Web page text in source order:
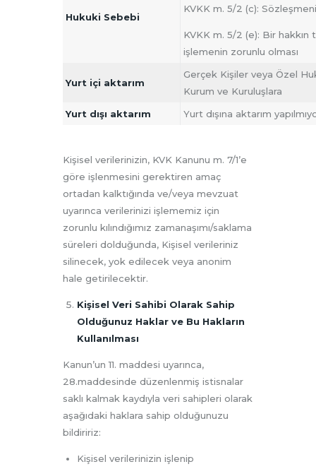
Hukuki Sebebi
KVKK m. 5/2 (c):
KVKK m. 5/2 (e): Bir hakkın
işlemenin zorunlu olması
Yurt içi aktarım
Gerçek Kişiler veya Özel
Kurum ve Kuruluşlara
Yurt dışı aktarım
Yurt dışına aktarım
Kişisel verilerinizin, KVK Kanunu m. 7/1’e
göre işlenmesini gerektiren amaç
ortadan kalktığında ve/veya mevzuat
uyarınca verilerinizi işlememiz için
zorunlu kılındığımız zamanaşımı/saklama
süreleri dolduğunda, Kişisel verileriniz
silinecek, yok edilecek veya anonim
hale getirilecektir.
Kişisel Veri Sahibi Olarak Sahip
Olduğunuz Haklar ve Bu Hakların
Kullanılması
Kanun’un 11. maddesi uyarınca,
28.maddesinde düzenlenmiş istisnalar
saklı kalmak kaydıyla veri sahipleri olarak
aşağıdaki haklara sahip olduğunuzu
bildiririz:
Kişisel verilerinizin işlenip